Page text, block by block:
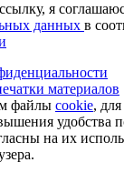
я
данных в
материалов
файлы cookie,
удобства
на их